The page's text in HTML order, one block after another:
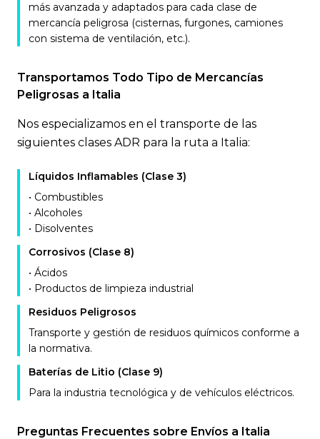
más avanzada y adaptados para cada clase de
mercancía peligrosa (cisternas, furgones, camiones
con sistema de ventilación, etc.).
Transportamos Todo Tipo de Mercancías
Peligrosas a Italia
Nos especializamos en el transporte de las
siguientes clases ADR para la ruta a Italia:
Líquidos Inflamables (Clase 3)
• Combustibles
• Alcoholes
• Disolventes
Corrosivos (Clase 8)
• Ácidos
• Productos de limpieza industrial
Residuos Peligrosos
Transporte y gestión de residuos químicos conforme a
la normativa.
Baterías de Litio (Clase 9)
Para la industria tecnológica y de vehículos eléctricos.
Preguntas Frecuentes sobre Envíos a Italia